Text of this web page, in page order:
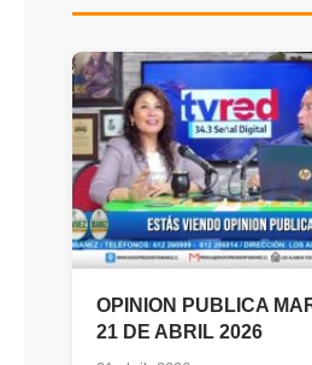
OPINION PUBLICA
21 DE ABRIL 2026